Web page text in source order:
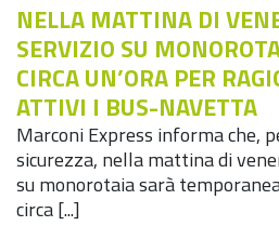
NELLA MATTINA DI
SERVIZIO SU
CIRCA UN’ORA PER
ATTIVI I BUS-NAVETTA
Marconi Express informa che,
sicurezza, nella mattina di
su monorotaia sarà
circa [...]